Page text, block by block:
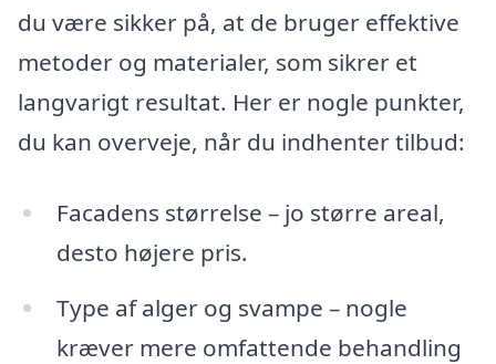
du være sikker på, at de bruger effektive
metoder og materialer, som sikrer et
langvarigt resultat. Her er nogle punkter,
du kan overveje, når du indhenter tilbud:
Facadens størrelse – jo større areal,
desto højere pris.
Type af alger og svampe – nogle
kræver mere omfattende behandling